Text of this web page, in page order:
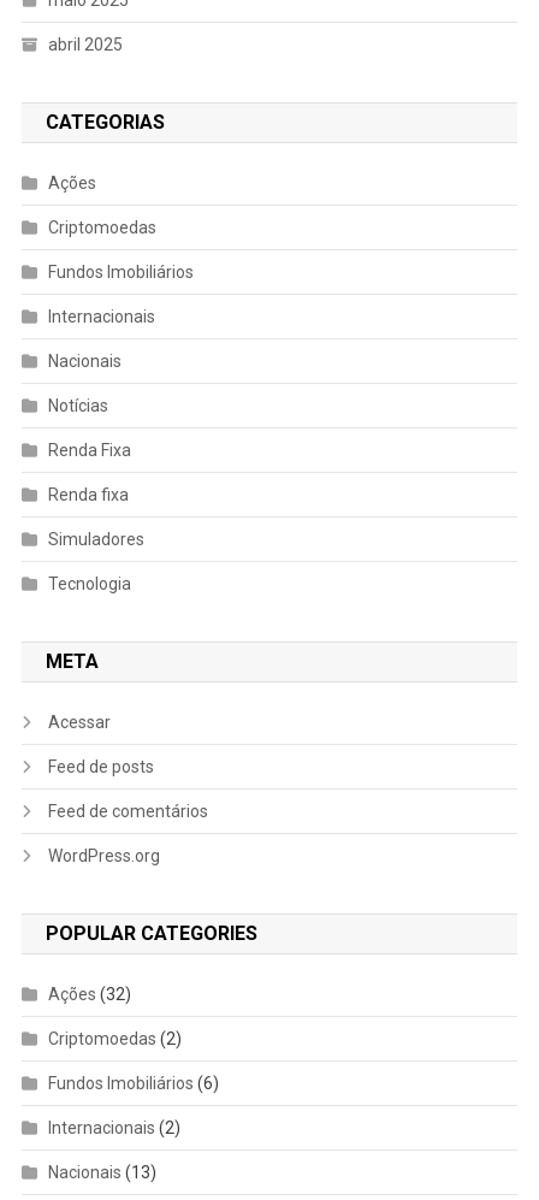
abril 2025
CATEGORIAS
Ações
Criptomoedas
Fundos Imobiliários
Internacionais
Nacionais
Notícias
Renda Fixa
Renda fixa
Simuladores
Tecnologia
META
Acessar
Feed de posts
Feed de comentários
WordPress.org
POPULAR CATEGORIES
Ações (32)
Criptomoedas (2)
Fundos Imobiliários (6)
Internacionais (2)
Nacionais (13)